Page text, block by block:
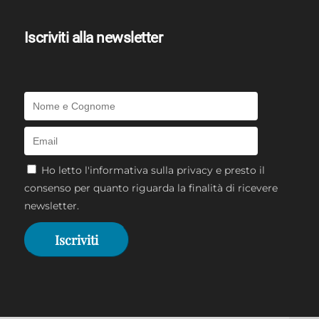
Iscriviti alla newsletter
Ho letto l'informativa sulla privacye presto il
consenso per quanto riguarda la finalità di ricevere
newsletter.